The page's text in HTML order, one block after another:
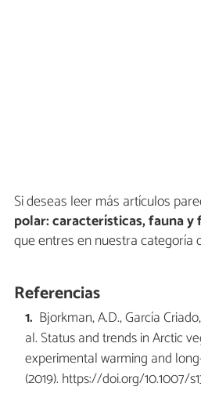
Si deseas leer más artículos
polar: características, fauna y
que entres en nuestra categoría
Referencias
Bjorkman, A.D., García
al. Status and trends in Arctic
experimental warming and
(2019). https://doi.org/10.1007/